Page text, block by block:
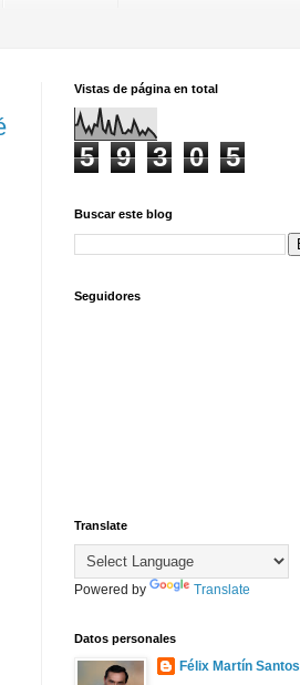
Vistas de página en total
5 9 3 0 5
Buscar este blog
Seguidores
Translate
Powered by Translate
Datos personales
Félix Martín Santos